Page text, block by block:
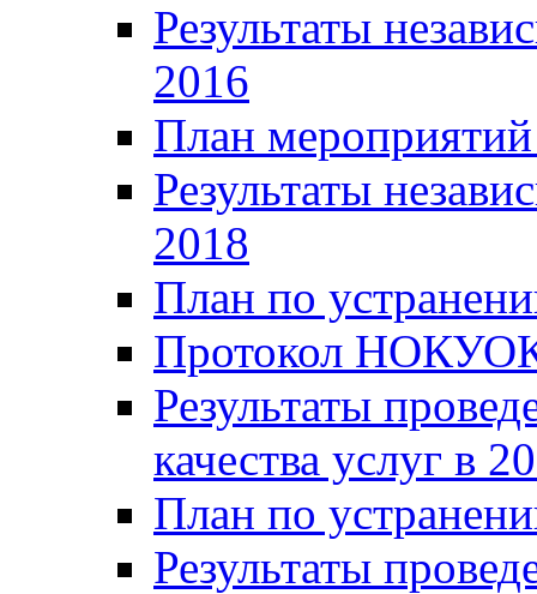
Результаты
2016
План
Результаты
2018
План по
Протокол
Результаты
качества услуг в
План по
Результаты